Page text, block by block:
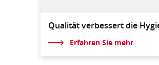
Qualität verbessert die
Erfahren Sie mehr